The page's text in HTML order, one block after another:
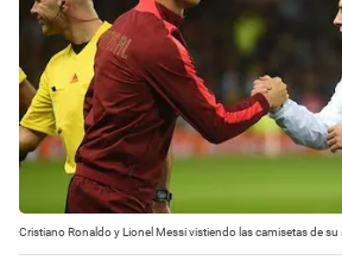
Cristiano Ronaldo y Lionel Messi vistiendo las camisetas de su